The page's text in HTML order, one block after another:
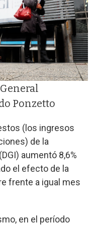
Ponzetto
(los ingresos
de la
aumentó 8,6%
el efecto de la
frente a igual mes
en el período